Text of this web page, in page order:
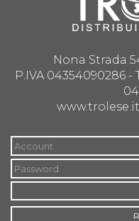
Nona Strada
P.IVA 04354090286 -